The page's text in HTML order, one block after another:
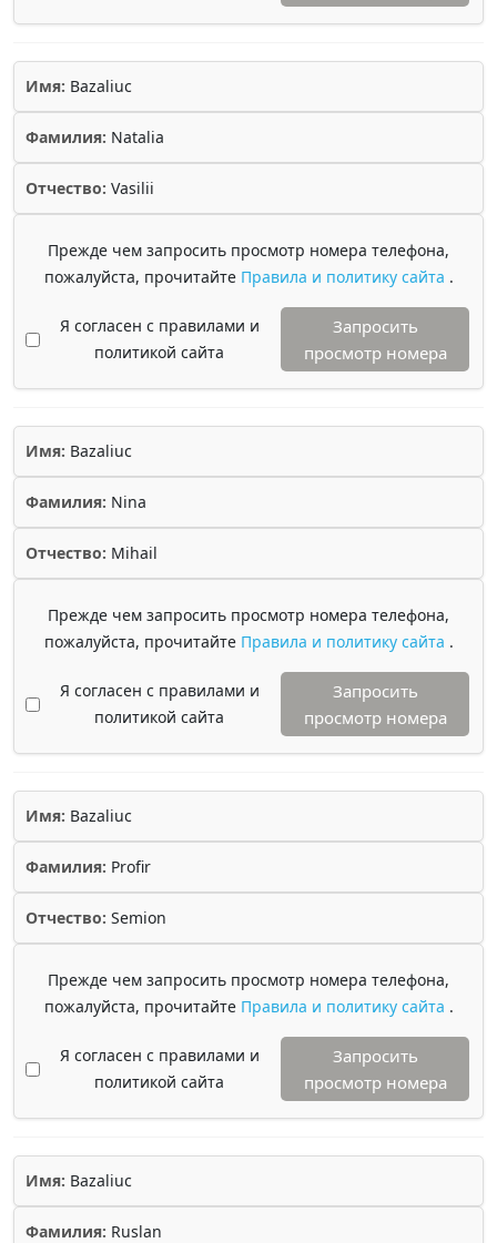
Имя: Bazaliuc
Фамилия: Natalia
Отчество: Vasilii
Прежде чем запросить просмотр номера телефона,
пожалуйста, прочитайте Правила и политику сайта .
Я согласен с правилами и
политикой сайта
Запросить
просмотр номера
Имя: Bazaliuc
Фамилия: Nina
Отчество: Mihail
Прежде чем запросить просмотр номера телефона,
пожалуйста, прочитайте Правила и политику сайта .
Я согласен с правилами и
политикой сайта
Запросить
просмотр номера
Имя: Bazaliuc
Фамилия: Profir
Отчество: Semion
Прежде чем запросить просмотр номера телефона,
пожалуйста, прочитайте Правила и политику сайта .
Я согласен с правилами и
политикой сайта
Запросить
просмотр номера
Имя: Bazaliuc
Фамилия: Ruslan